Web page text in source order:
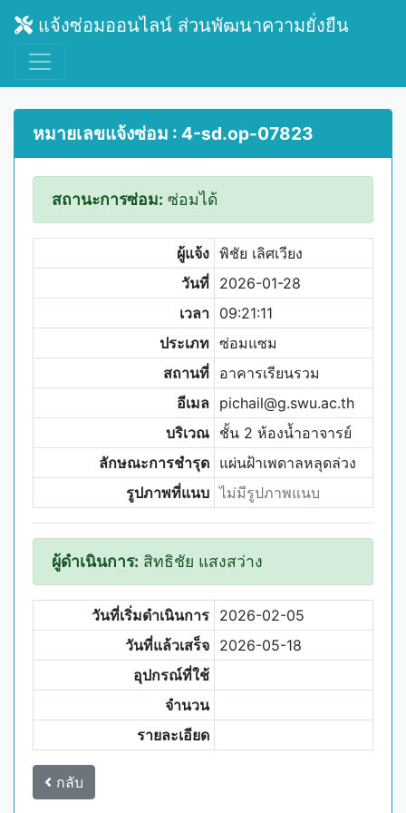
แจ้งซ่อมออนไลน์ ส่วนพัฒนาความยั่งยืน
หมายเลขแจ้งซ่อม : 4-sd.op-07823
สถานะการซ่อม: ซ่อมได้
ผู้แจ้ง พิชัย เลิศเวียง
วันที่ 2026-01-28
เวลา 09:21:11
ประเภท ซ่อมแซม
สถานที่ อาคารเรียนรวม
อีเมล pichail@g.swu.ac.th
บริเวณ ชั้น 2 ห้องน้ำอาจารย์
ลักษณะการชำรุด แผ่นฝ้าเพดาลหลุดล่วง
รูปภาพที่แนบ ไม่มีรูปภาพแนบ
ผู้ดำเนินการ: สิทธิชัย แสงสว่าง
วันที่เริ่มดำเนินการ 2026-02-05
วันที่แล้วเสร็จ 2026-05-18
อุปกรณ์ที่ใช้
จำนวน
รายละเอียด
กลับ